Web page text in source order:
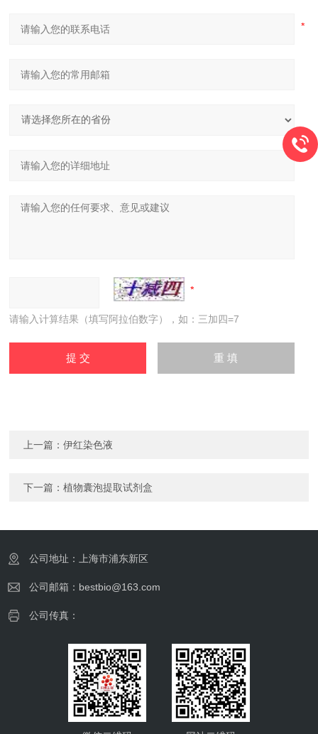
请输入计算结果（填写阿拉伯数字），如：三加四=7
上一篇：伊红染色液
下一篇：植物囊泡提取试剂盒
公司地址：上海市浦东新区
公司邮箱：bestbio@163.com
公司传真：